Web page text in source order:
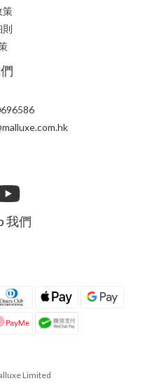
策
則
我們
Limited